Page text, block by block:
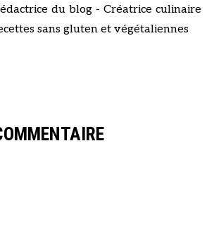
du blog - Créatrice culinaire
sans gluten et végétaliennes